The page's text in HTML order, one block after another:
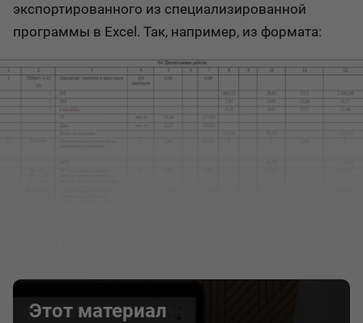
экспортированного из специализированной
программы в Excel. Так, например, из формата:
Этот материал